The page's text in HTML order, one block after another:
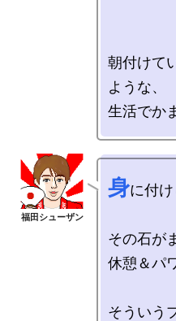
朝付けて
ような、
身に付
その石が
休憩＆パ
そういう